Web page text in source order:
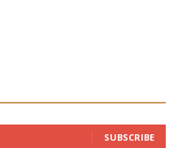
SUBSCRIBE